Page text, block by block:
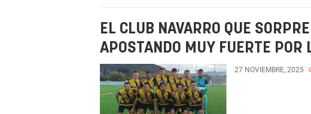
EL CLUB NAVARRO QUE
APOSTANDO MUY FUERTE POR
27 NOVIEMBRE, 2025